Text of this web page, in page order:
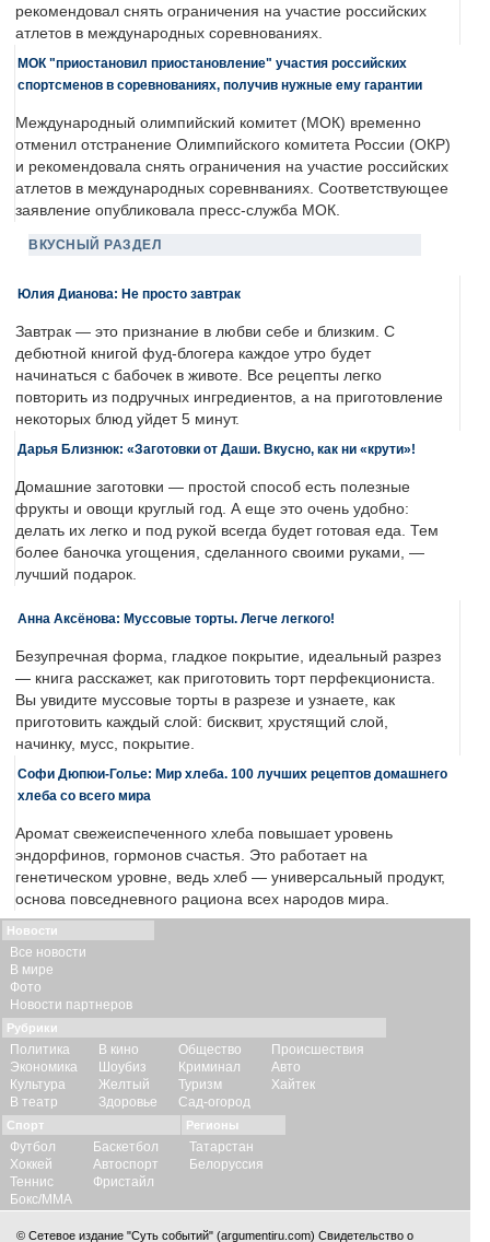
рекомендовал снять ограничения на участие российских
атлетов в международных соревнованиях.
МОК "приостановил приостановление" участия российских
спортсменов в соревнованиях, получив нужные ему гарантии
Международный олимпийский комитет (МОК) временно
отменил отстранение Олимпийского комитета России (ОКР)
и рекомендовала снять ограничения на участие российских
атлетов в международных соревнваниях. Соответствующее
заявление опубликовала пресс-служба МОК.
ВКУСНЫЙ РАЗДЕЛ
Юлия Дианова: Не просто завтрак
Завтрак — это признание в любви себе и близким. С
дебютной книгой фуд-блогера каждое утро будет
начинаться с бабочек в животе. Все рецепты легко
повторить из подручных ингредиентов, а на приготовление
некоторых блюд уйдет 5 минут.
Дарья Близнюк: «Заготовки от Даши. Вкусно, как ни «крути»!
Домашние заготовки — простой способ есть полезные
фрукты и овощи круглый год. А еще это очень удобно:
делать их легко и под рукой всегда будет готовая еда. Тем
более баночка угощения, сделанного своими руками, —
лучший подарок.
Анна Аксёнова: Муссовые торты. Легче легкого!
Безупречная форма, гладкое покрытие, идеальный разрез
— книга расскажет, как приготовить торт перфекциониста.
Вы увидите муссовые торты в разрезе и узнаете, как
приготовить каждый слой: бисквит, хрустящий слой,
начинку, мусс, покрытие.
Софи Дюпюи-Голье: Мир хлеба. 100 лучших рецептов домашнего
хлеба со всего мира
Аромат свежеиспеченного хлеба повышает уровень
эндорфинов, гормонов счастья. Это работает на
генетическом уровне, ведь хлеб — универсальный продукт,
основа повседневного рациона всех народов мира.
Новости
Все новости
В мире
Фото
Новости партнеров
Рубрики
Политика
Экономика
Культура
В театр
В кино
Шоубиз
Желтый
Здоровье
Общество
Криминал
Туризм
Сад-огород
Происшествия
Авто
Хайтек
Спорт
Футбол
Хоккей
Теннис
Бокс/ММА
Баскетбол
Автоспорт
Фристайл
Регионы
Татарстан
Белоруссия
© Сетевое издание "Суть событий" (argumentiru.com) Свидетельство о